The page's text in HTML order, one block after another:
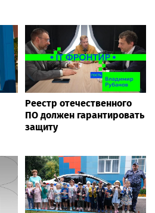
Реестр отечественного
ПО должен гарантировать
защиту